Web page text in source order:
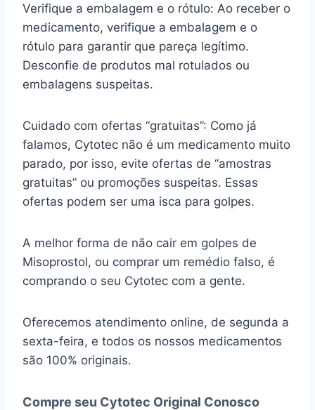
Verifique a embalagem e o rótulo: Ao receber o
medicamento, verifique a embalagem e o
rótulo para garantir que pareça legítimo.
Desconfie de produtos mal rotulados ou
embalagens suspeitas.
Cuidado com ofertas “gratuitas”: Como já
falamos, Cytotec não é um medicamento muito
parado, por isso, evite ofertas de “amostras
gratuitas” ou promoções suspeitas. Essas
ofertas podem ser uma isca para golpes.
A melhor forma de não cair em golpes de
Misoprostol, ou comprar um remédio falso, é
comprando o seu Cytotec com a gente.
Oferecemos atendimento online, de segunda a
sexta-feira, e todos os nossos medicamentos
são 100% originais.
Compre seu Cytotec Original Conosco